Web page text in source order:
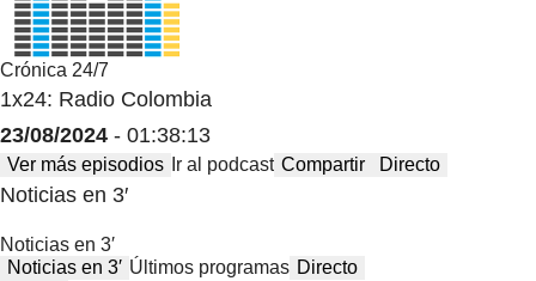
Crónica 24/7
1x24: Radio Colombia
23/08/2024 - 01:38:13
Ver más episodios Ir al podcast Compartir Directo
Noticias en 3′
Noticias en 3′
Noticias en 3′ Últimos programas Directo